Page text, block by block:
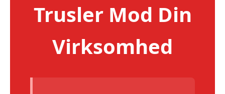
Trusler Mod Din
Virksomhed